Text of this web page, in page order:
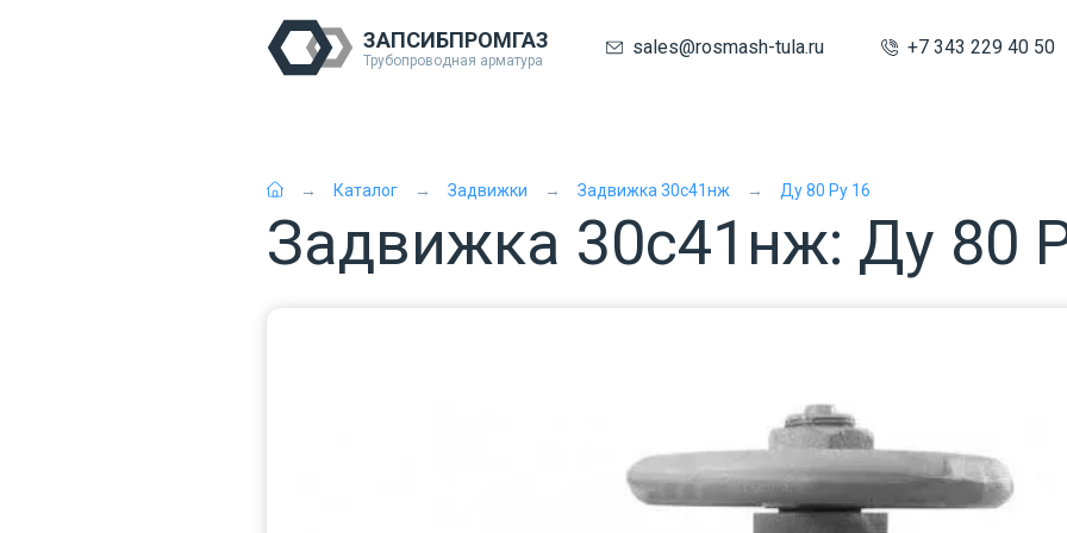
ЗАПСИБПРОМГАЗ
Трубопроводная арматура
sales@rosmash-tula.ru +7 343 229 40 50
Каталог Задвижки Задвижка 30с41нж Ду 80 Ру 16
Задвижка 30с41нж: Ду 80